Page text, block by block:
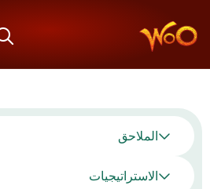
الملاحق
الاستراتيجيات